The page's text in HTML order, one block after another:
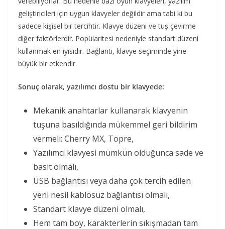
geliştiricileri için uygun klavyeler değildir ama tabi ki bu
sadece kişisel bir tercihtir. Klavye düzeni ve tuş çevirme
diğer faktörlerdir. Popülaritesi nedeniyle standart düzeni
kullanmak en iyisidir. Bağlantı, klavye seçiminde yine
büyük bir etkendir.
Sonuç olarak, yazılımcı dostu bir klavyede:
Mekanik anahtarlar kullanarak klavyenin
tuşuna basıldığında mükemmel geri bildirim
vermeli: Cherry MX, Topre,
Yazılımcı klavyesi mümkün olduğunca sade ve
basit olmalı,
USB bağlantısı veya daha çok tercih edilen
yeni nesil kablosuz bağlantısı olmalı,
Standart klavye düzeni olmalı,
Hem tam boy, karakterlerin sıkışmadan tam